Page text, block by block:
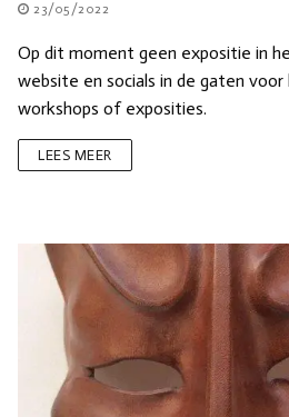
23/05/2022
Op dit moment geen expositie in
website en socials in de gaten
workshops of exposities.
LEES MEER